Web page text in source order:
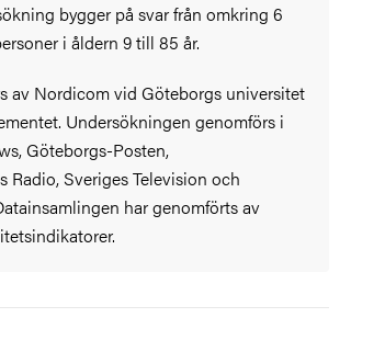
bygger på svar från omkring 6
i åldern 9 till 85 år.
av Nordicom vid Göteborgs universitet
Undersökningen genomförs i
Göteborgs-Posten,
Radio, Sveriges Television och
har genomförts av